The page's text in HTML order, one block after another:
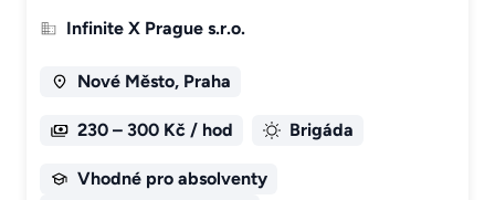
Infinite X Prague s.r.o.
Nové Město, Praha
230 – 300 Kč / hod Brigáda
Vhodné pro absolventy